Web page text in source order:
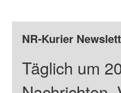
NR-Kurier
Täglich um